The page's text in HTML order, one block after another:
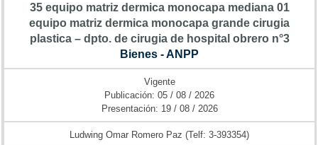
35 equipo matriz dermica monocapa mediana 01
equipo matriz dermica monocapa grande cirugia
plastica – dpto. de cirugia de hospital obrero n°3
Bienes - ANPP
Vigente
Publicación: 05 / 08 / 2026
Presentación: 19 / 08 / 2026
Ludwing Omar Romero Paz (Telf: 3-393354)